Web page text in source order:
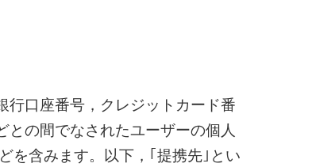
行口座番号，クレジットカード番
の間でなされたユーザーの個人
を含みます。以下，｢提携先｣とい